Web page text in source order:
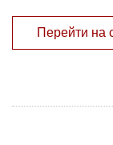
Перейти на